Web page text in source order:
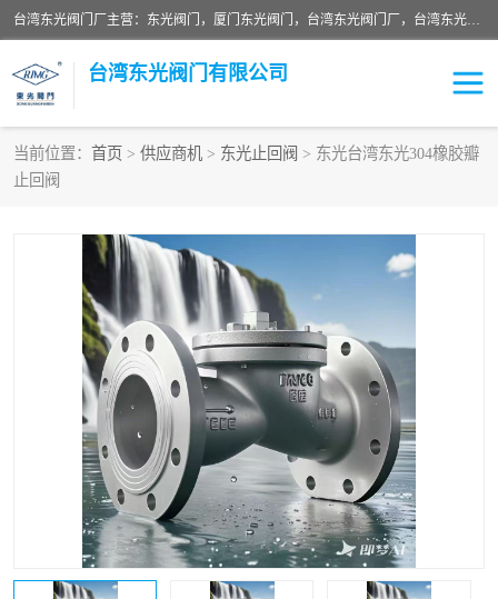
台湾东光阀门厂主营：东光阀门，厦门东光阀门，台湾东光阀门厂，台湾东光球阀，台湾东光闸阀，台湾东光蝶阀，质量有保证价格有优惠，欢迎咨询。
台湾东光阀门有限公司
当前位置： 首页 > 供应商机 > 东光止回阀 > 东光台湾东光304橡胶瓣
止回阀
东光对夹式蝶阀
东光缓冲式止回阀 东光电动式蝶阀
东光阀门 东光截止阀
东光升杆式闸阀 东光拉柄式底阀
台湾东光水利控制阀 东光橡胶软接
东光球阀 Y型过滤器
东光Y型过滤器 东光止回阀
东光气动阀 东光减压阀